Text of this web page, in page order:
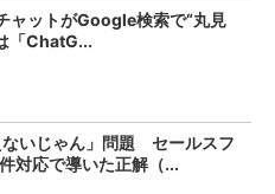
ャットがGoogle検索で“丸見
「ChatG...
ないじゃん」問題 セールスフ
対応で導いた正解（...